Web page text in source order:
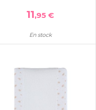
11,95 €
En stock